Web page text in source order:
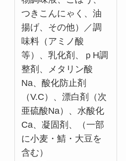
つきこんにゃく、油
揚げ、その他）／調
味料（アミノ酸
等）、乳化剤、ｐH調
整剤、メタリン酸
Na、酸化防止剤
（V.C）、漂白剤（次
亜硫酸Na）、水酸化
Ca、凝固剤、（一部
に小麦・鯖・大豆を
含む）